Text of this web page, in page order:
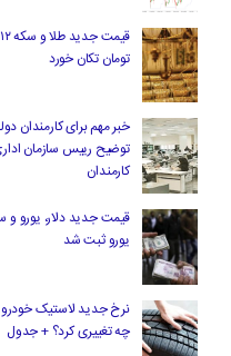
تومان تکان خورد
خبر مهم برای کارمندان
توضیح رییس سازمان
کارمندان
یورو ثبت شد
نرخ جدید لاستیک
چه تغییری کرد؟ + جدول